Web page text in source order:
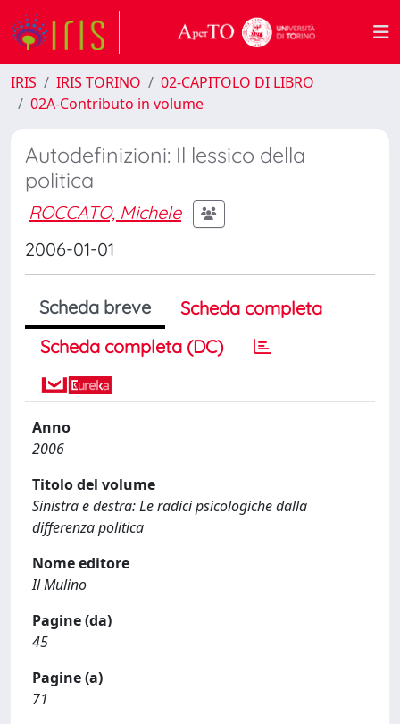
IRIS IRIS TORINO
02-CAPITOLO DI LIBRO
02A-Contributo in volume
Autodefinizioni: Il lessico della
politica
ROCCATO, Michele
2006-01-01
Scheda breve
Scheda completa
Scheda completa (DC)
Anno
2006
Titolo del volume
Sinistra e destra: Le radici psicologiche dalla
differenza politica
Nome editore
Il Mulino
Pagine (da)
45
Pagine (a)
71